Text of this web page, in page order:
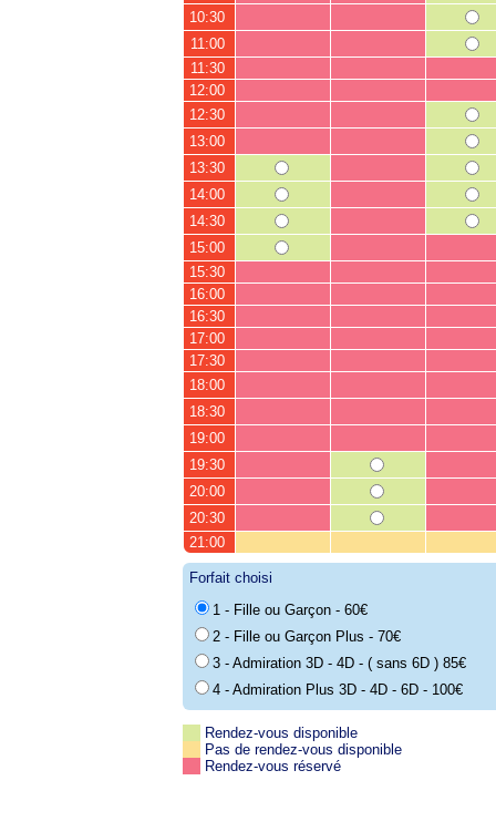
10:30
11:00
11:30
12:00
12:30
13:00
13:30
14:00
14:30
15:00
15:30
16:00
16:30
17:00
17:30
18:00
18:30
19:00
19:30
20:00
20:30
21:00
Forfait choisi
1 - Fille ou Garçon - 60€
2 - Fille ou Garçon Plus - 70€
3 - Admiration 3D - 4D - ( sans 6D ) 85€
4 - Admiration Plus 3D - 4D - 6D - 100€
Rendez-vous disponible
Pas de rendez-vous disponible
Rendez-vous réservé